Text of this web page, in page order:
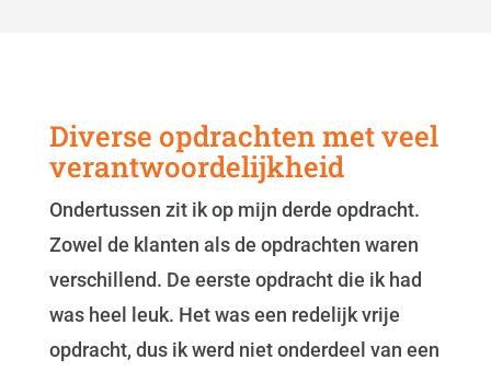
Diverse opdrachten met veel
verantwoordelijkheid
Ondertussen zit ik op mijn derde opdracht.
Zowel de klanten als de opdrachten waren
verschillend. De eerste opdracht die ik had
was heel leuk. Het was een redelijk vrije
opdracht, dus ik werd niet onderdeel van een